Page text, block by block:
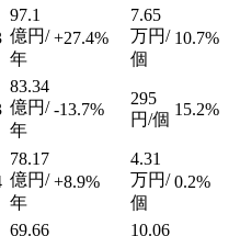
97.1
億円/
年
+27.4%
7.65
万円/
個
10.7%
83.34
億円/
年
-13.7%
295
円/個
15.2%
78.17
億円/
年
+8.9%
4.31
万円/
個
0.2%
69.66 10.06